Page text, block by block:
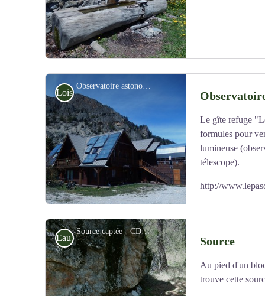
Voir l'image en plein écran
Observatoire astonomique - CDRP05
Voir l'image en plein écran
Loisirs
Le gîte refuge
formules pour
lumineuse
télescope).
http://
Source captée - CDRP05
Eau Source
Au pied d'un
trouve cette